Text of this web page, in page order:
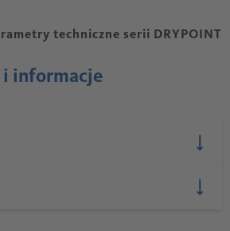
techniczne serii DRYPOINT
informacje